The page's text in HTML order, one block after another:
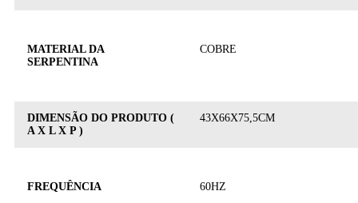
MATERIAL DA
SERPENTINA
COBRE
DIMENSÃO DO PRODUTO (
A X L X P )
43X66X75,5CM
FREQUÊNCIA 60HZ